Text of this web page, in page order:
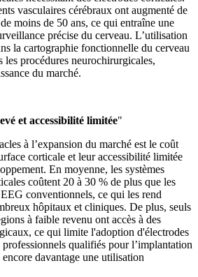
vasculaires cérébraux ont augmenté de
moins de 50 ans, ce qui entraîne une
précise du cerveau. L’utilisation
la cartographie fonctionnelle du cerveau
les procédures neurochirurgicales,
du marché.
et accessibilité limitée"
à l’expansion du marché est le coût
corticale et leur accessibilité limitée
En moyenne, les systèmes
coûtent 20 à 30 % de plus que les
conventionnels, ce qui les rend
hôpitaux et cliniques. De plus, seuls
à faible revenu ont accès à des
ce qui limite l'adoption d'électrodes
qualifiés pour l’implantation
davantage une utilisation